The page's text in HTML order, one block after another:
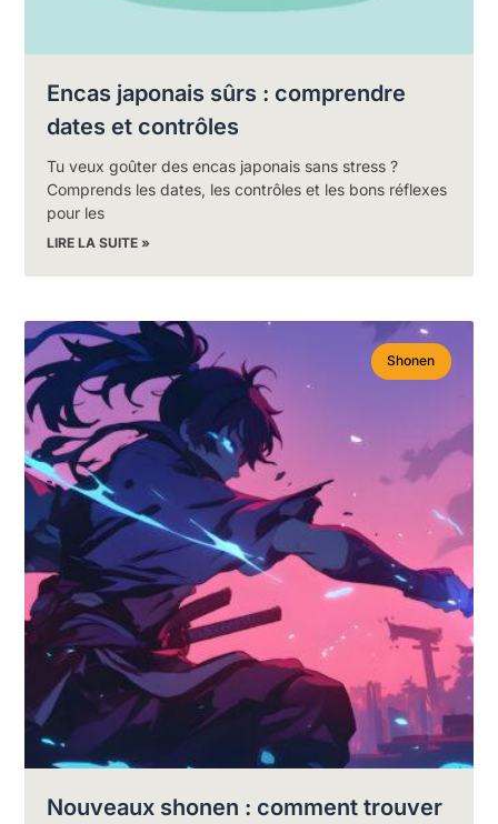
Encas japonais sûrs : comprendre
dates et contrôles
Tu veux goûter des encas japonais sans stress ?
Comprends les dates, les contrôles et les bons réflexes
pour les
LIRE LA SUITE »
Shonen
Nouveaux shonen : comment trouver